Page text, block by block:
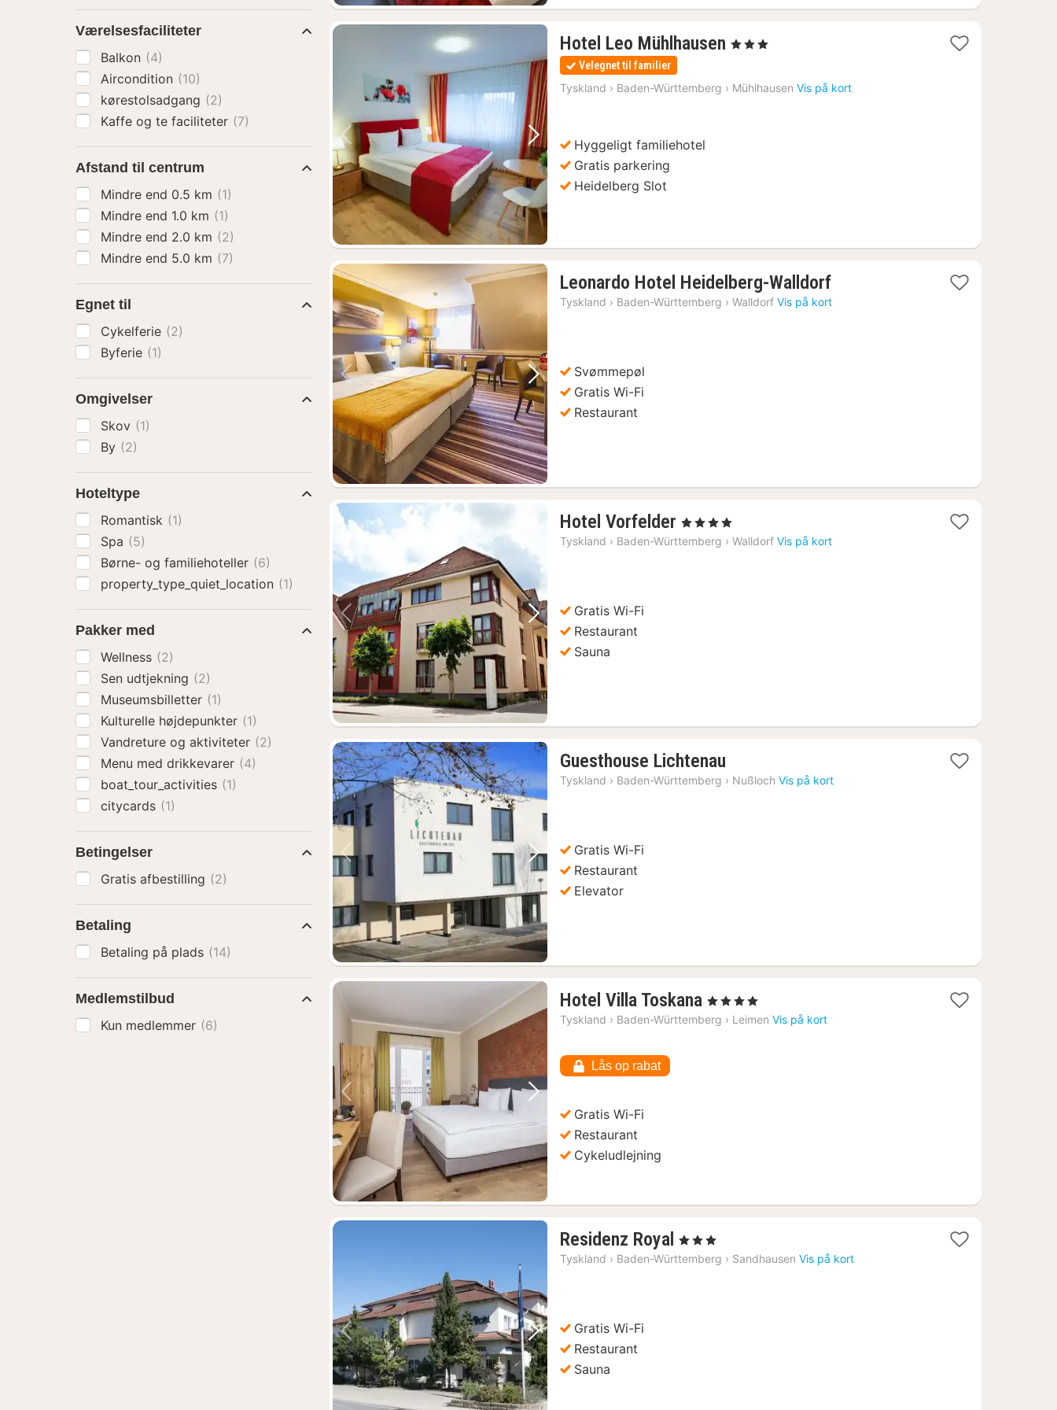
Forrige billede Næste billede
Hotel Leo Mühlhausen 1
fra
703
, 3 Stjerner
Velegnet til familier
Tyskland › Baden-Württemberg › Mühlhausen Vis på kort
Hyggeligt familiehotel
Gratis parkering
Heidelberg Slot
Forrige billede Næste billede
Leonardo Hotel Heidelberg-Walldorf1
nat
Tyskland › Baden-Württemberg › Walldorf Vis på kort
Svømmepøl
Gratis Wi-Fi
Restaurant
Forrige billede Næste billede
Hotel Vorfelder 1
nat
, 4 Stjerner
Tyskland › Baden-Württemberg › Walldorf Vis på kort
Gratis Wi-Fi
Restaurant
Sauna
Forrige billede Næste billede
Guesthouse Lichtenau
nat
Tyskland › Baden-Württemberg › Nußloch Vis på kort
Gratis Wi-Fi
Restaurant
Elevator
Forrige billede Næste billede
Hotel Villa Toskana 1
nat
, 4 Stjerner
Tyskland › Baden-Württemberg › Leimen Vis på kort
Lås op rabat
Gratis Wi-Fi
Restaurant
Cykeludlejning
Forrige billede Næste billede
Residenz Royal 1
nat
, 3 Stjerner
Tyskland › Baden-Württemberg › Sandhausen Vis på kort
Gratis Wi-Fi
Restaurant
Sauna
Værelsesfaciliteter
Balkon (4)
Aircondition (10)
kørestolsadgang (2)
Kaffe og te faciliteter (7)
Afstand til centrum
Mindre end 0.5 km (1)
Mindre end 1.0 km (1)
Mindre end 2.0 km (2)
Mindre end 5.0 km (7)
Egnet til
Cykelferie (2)
Byferie (1)
Omgivelser
Skov (1)
By (2)
Hoteltype
Romantisk (1)
Spa (5)
Børne- og familiehoteller (6)
property_type_quiet_location (1)
Pakker med
Wellness (2)
Sen udtjekning (2)
Museumsbilletter (1)
Kulturelle højdepunkter (1)
Vandreture og aktiviteter (2)
Menu med drikkevarer (4)
boat_tour_activities (1)
citycards (1)
Betingelser
Gratis afbestilling (2)
Betaling
Betaling på plads (14)
Medlemstilbud
Kun medlemmer (6)